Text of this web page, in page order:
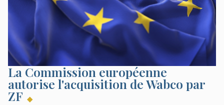
La Commission européenne
autorise l'acquisition de Wabco par
ZF